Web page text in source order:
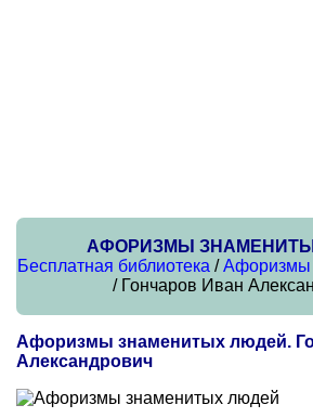
АФОРИЗМЫ
Бесплатная библиотека /Афоризмы
/ Гончаров Иван
Афоризмы знаменитых людей.
Александрович